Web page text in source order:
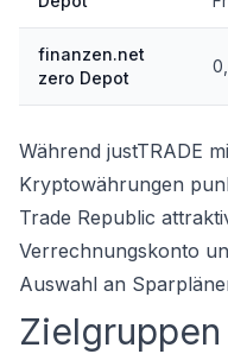
finanzen.net
zero Depot
Während justTRADE
Kryptowährungen
Trade Republic
Verrechnungskonto
Auswahl an
Zielgruppen